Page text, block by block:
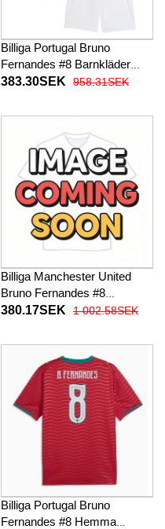
Billiga Portugal Bruno
Fernandes #8 Barnkläder
Borta fotbollskläder till baby
byxor)
383.30SEK 958.31SEK
Billiga Manchester United
Bruno Fernandes #8
Barnkläder Borta
27 Kortärmad (+ Korta byxor)
380.17SEK 1 002.58SEK
Billiga Portugal Bruno
Fernandes #8 Hemma